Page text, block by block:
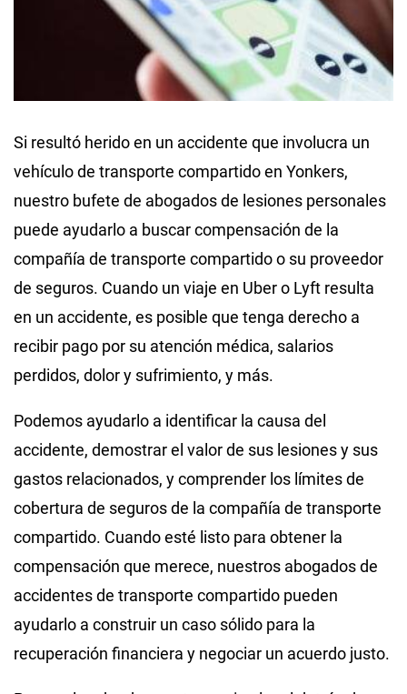
Si resultó herido en un accidente que involucra un
vehículo de transporte compartido en Yonkers,
nuestro bufete de abogados de lesiones personales
puede ayudarlo a buscar compensación de la
compañía de transporte compartido o su proveedor
de seguros. Cuando un viaje en Uber o Lyft resulta
en un accidente, es posible que tenga derecho a
recibir pago por su atención médica, salarios
perdidos, dolor y sufrimiento, y más.
Podemos ayudarlo a identificar la causa del
accidente, demostrar el valor de sus lesiones y sus
gastos relacionados, y comprender los límites de
cobertura de seguros de la compañía de transporte
compartido. Cuando esté listo para obtener la
compensación que merece, nuestros abogados de
accidentes de transporte compartido pueden
ayudarlo a construir un caso sólido para la
recuperación financiera y negociar un acuerdo justo.